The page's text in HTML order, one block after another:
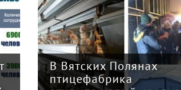
В Вятских Полянах
птицефабрика